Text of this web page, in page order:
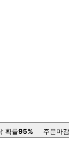
확률95% 주문마